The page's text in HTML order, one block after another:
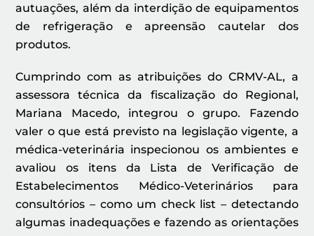
autuações, além da interdição de equipamentos
de refrigeração e apreensão cautelar dos
produtos.
Cumprindo com as atribuições do CRMV-AL, a
assessora técnica da fiscalização do Regional,
Mariana Macedo, integrou o grupo. Fazendo
valer o que está previsto na legislação vigente, a
médica-veterinária inspecionou os ambientes e
avaliou os itens da Lista de Verificação de
Estabelecimentos Médico-Veterinários para
consultórios – como um check list – detectando
algumas inadequações e fazendo as orientações